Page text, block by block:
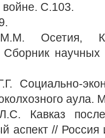
С.103.
Осетия,
научных
Социально-
аула.
Кавказ
аспект // Россия